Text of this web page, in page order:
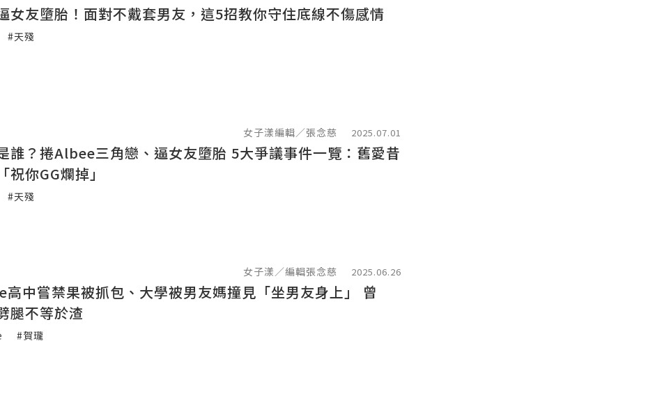
女友墮胎！面對不戴套男友，這5招教你守住底線不傷感情
#天殘
女子漾編輯／張念慈 2025.07.01
捲Albee三角戀、逼女友墮胎 5大爭議事件一覽：舊愛昔
祝你GG爛掉」
#天殘
女子漾／編輯張念慈 2025.06.26
中嘗禁果被抓包、大學被男友媽撞見「坐男友身上」 曾
腿不等於渣
#賀瓏